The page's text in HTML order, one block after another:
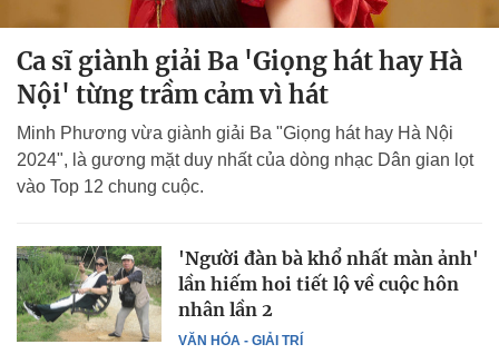
Ca sĩ giành giải Ba 'Giọng hát hay Hà
Nội' từng trầm cảm vì hát
Minh Phương vừa giành giải Ba "Giọng hát hay Hà Nội
2024", là gương mặt duy nhất của dòng nhạc Dân gian lọt
vào Top 12 chung cuộc.
VĂN HÓA - GIẢI TRÍ
'Người đàn bà khổ nhất màn ảnh'
lần hiếm hoi tiết lộ về cuộc hôn
nhân lần 2